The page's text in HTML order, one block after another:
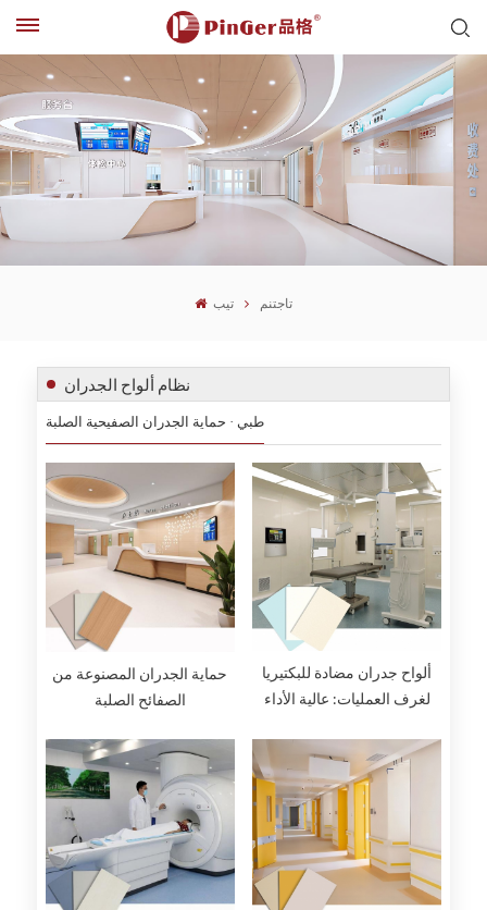
تيب تاجتنم
نظام ألواح الجدران
طبي · حماية الجدران الصفيحية الصلبة
حماية الجدران المصنوعة من
الصفائح الصلبة
ألواح جدران مضادة للبكتيريا
لغرف العمليات: عالية الأداء